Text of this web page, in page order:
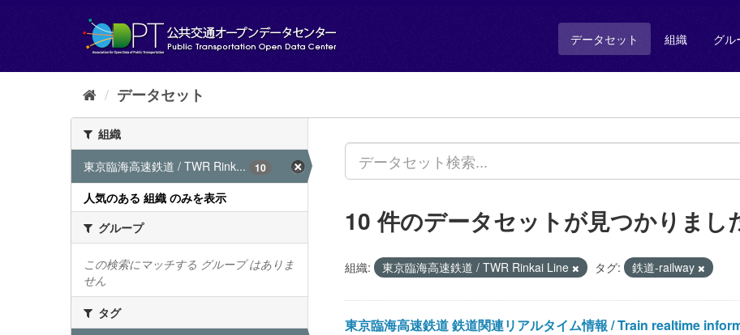
し
データセット 組織 グル
データセット
組織
東京臨海高速鉄道 / TWR Rink...
10
人気のある 組織 のみを表示
グループ
この検索にマッチする グループ はありま
せん
タグ
10 件のデータセットが見つかりまし
組織: 東京臨海高速鉄道 / TWR Rinkai Line タグ: 鉄道-railway
東京臨海高速鉄道 鉄道関連リアルタイム情報 / Train realtime